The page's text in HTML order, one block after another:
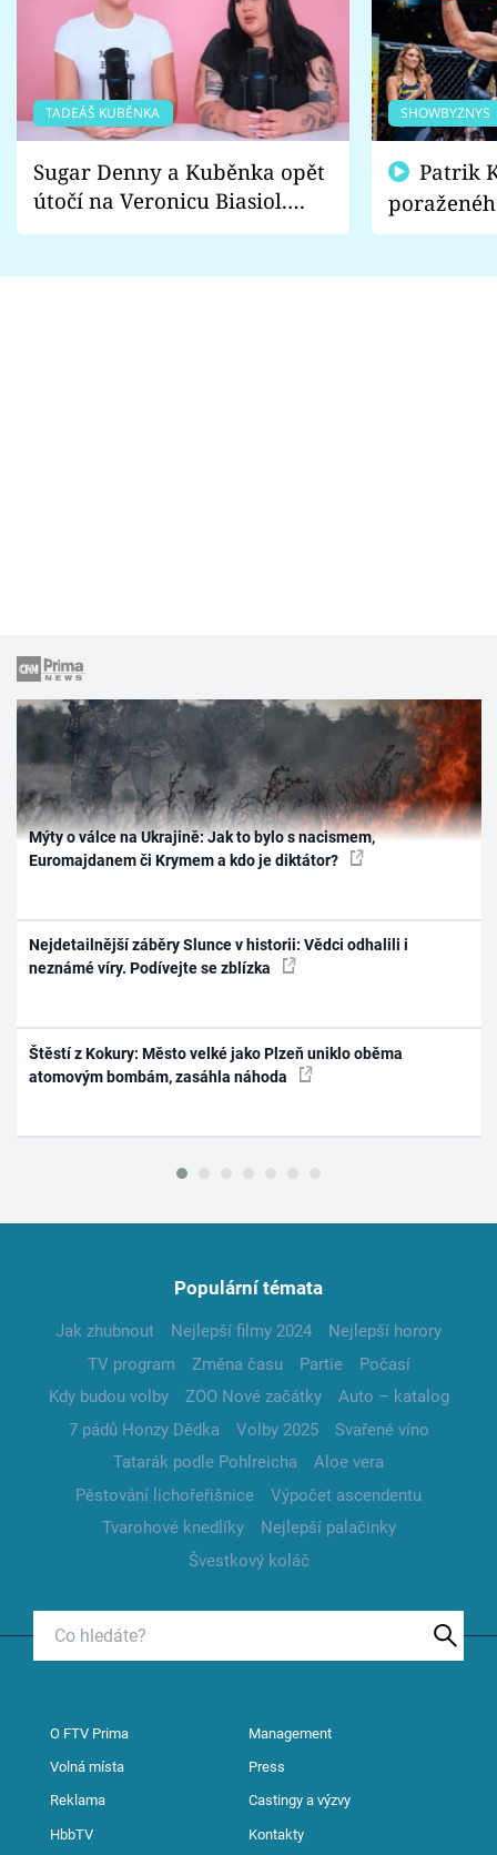
TADEÁŠ KUBĚNKA
Sugar Denny a Kuběnka opět
útočí na Veronicu Biasiol.
Proč je podle nich falešná a
SHOWBYZNYS
fanoušci
Mýty o válce na Ukrajině: Jak to bylo s nacismem,
Euromajdanem či Krymem a kdo je diktátor?
Nejdetailnější záběry Slunce v historii: Vědci odhalili i
neznámé víry. Podívejte se zblízka
Štěstí z Kokury: Město velké jako Plzeň uniklo oběma
atomovým bombám, zasáhla náhoda
Populární témata
Jak zhubnout Nejlepší filmy 2024
Nejlepší horory
TV program
Změna času Partie
Počasí
Kdy budou volby
ZOO Nové začátky
Auto – katalog
7 pádů Honzy Dědka
Volby 2025
Svařené víno
Tatarák podle Pohlreicha
Aloe vera
Pěstování lichořeřišnice
Výpočet ascendentu
Tvarohové knedlíky
Nejlepší palačinky
Švestkový koláč
O FTV Prima Management
Volná místa Press
Reklama Castingy a výzvy
HbbTV Kontakty